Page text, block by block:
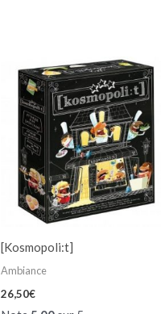
[Kosmopoli:t]
Ambiance
26,50€